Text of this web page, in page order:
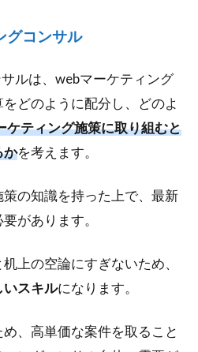
コンサル
ルは、webマーケティング
どのように配分し、どのよ
ケティング施策に取り組むと
かを考えます。
の知識を持った上で、最新
があります。
上の空論にすぎないため、
いスキルになります。
、高単価な案件を取ること